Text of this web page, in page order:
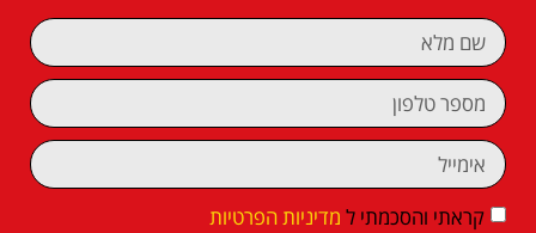
קראתי והסכמתי ל מדיניות הפרטיות